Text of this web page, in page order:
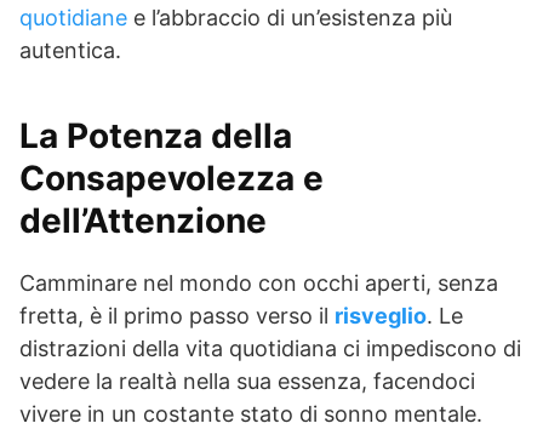
quotidiane e l’abbraccio di un’esistenza più
autentica.
La Potenza della
Consapevolezza e
dell’Attenzione
Camminare nel mondo con occhi aperti, senza
fretta, è il primo passo verso il risveglio. Le
distrazioni della vita quotidiana ci impediscono di
vedere la realtà nella sua essenza, facendoci
vivere in un costante stato di sonno mentale.